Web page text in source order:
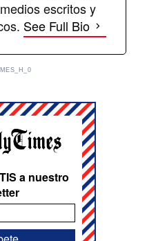
escritos y
See Full Bio
a nuestro